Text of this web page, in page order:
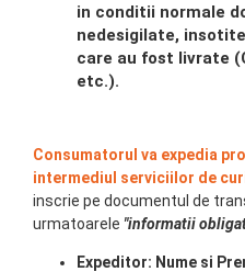
in conditii normale
nedesigilate,
care au fost livrate
etc.).
Consumatorul va expedia
intermediul serviciilor de
inscrie pe documentul de
urmatoarele "informatii
Expeditor: Nume si